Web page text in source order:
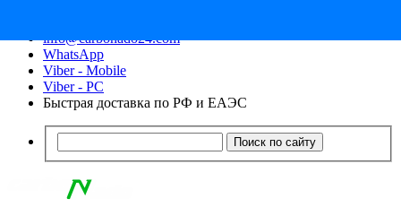
info@carbonado24.com
WhatsApp
Viber - Mobile
Viber - PC
Быстрая доставка по РФ и ЕАЭС
Поиск по сайту